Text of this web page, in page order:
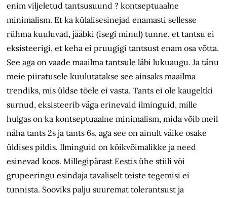
enim viljeletud tantsusuund ? kontseptuaalne
minimalism. Et ka külalisesinejad enamasti sellesse
rühma kuuluvad, jääbki (isegi minul) tunne, et tantsu ei
eksisteerigi, et keha ei pruugigi tantsust enam osa võtta.
See aga on vaade maailma tantsule läbi lukuaugu. Ja tänu
meie piiratusele kuulutatakse see ainsaks maailma
trendiks, mis üldse tõele ei vasta. Tants ei ole kaugeltki
surnud, eksisteerib väga erinevaid ilminguid, mille
hulgas on ka kontseptuaalne minimalism, mida võib meil
näha tants 2s ja tants 6s, aga see on ainult väike osake
üldises pildis. Ilminguid on kõikvõimalikke ja need
esinevad koos. Millegipärast Eestis ühe stiili või
grupeeringu esindaja tavaliselt teiste tegemisi ei
tunnista. Sooviks palju suuremat tolerantsust ja